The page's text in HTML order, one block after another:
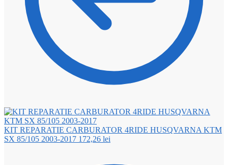
KIT REPARATIE CARBURATOR 4RIDE HUSQVARNA KTM
SX 85/105 2003-2017 172,26 lei